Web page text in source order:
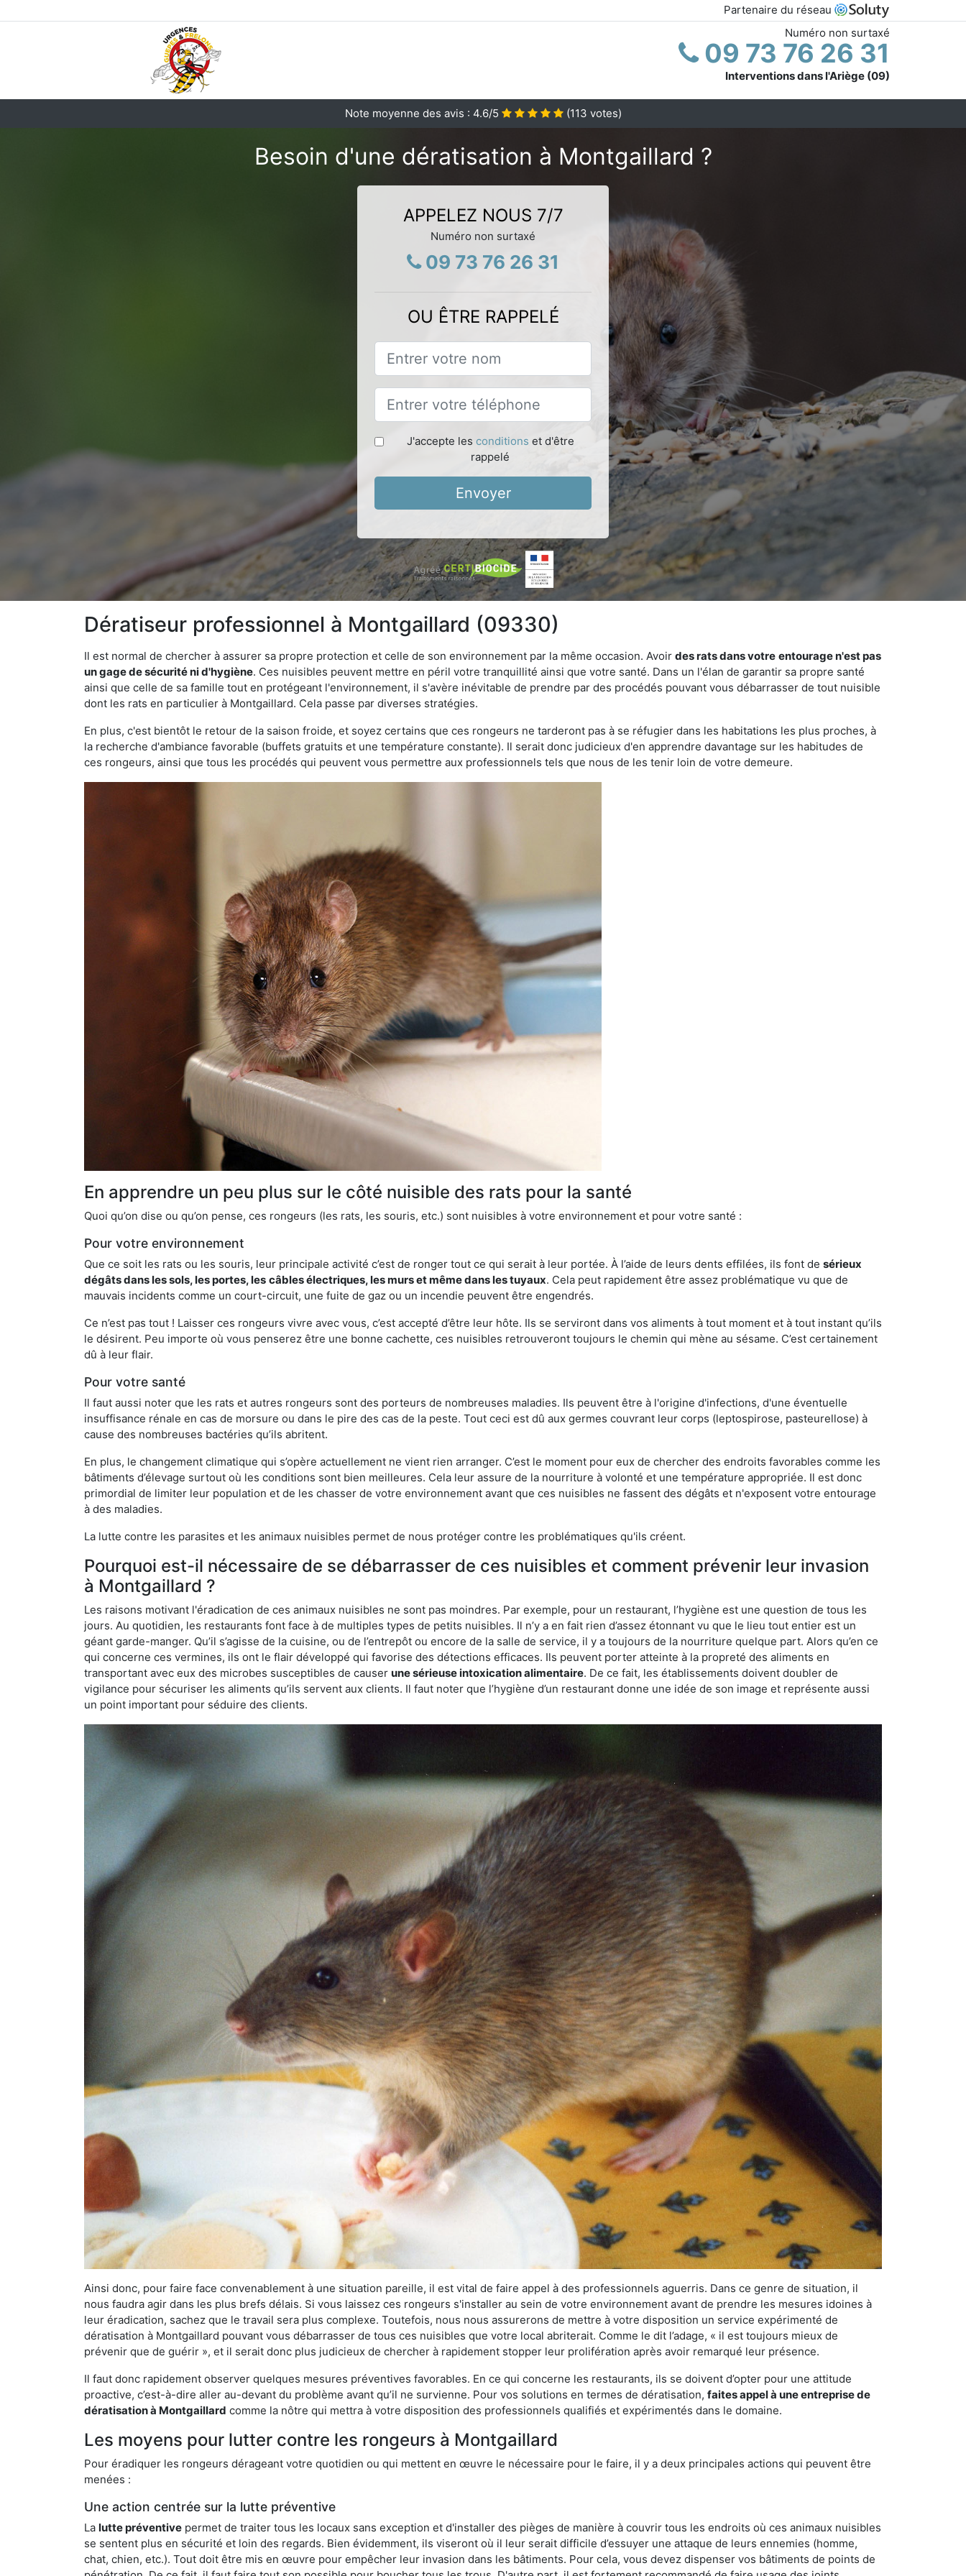
Partenaire du réseau
Numéro non surtaxé
09 73 76 26 31
Interventions dans l'Ariège (09)
Note moyenne des avis : 4.6/5 (113 votes)
Besoin d'une dératisation à Montgaillard ?
APPELEZ NOUS 7/7
Numéro non surtaxé
09 73 76 26 31
OU ÊTRE RAPPELÉ
J'accepte les conditions et d'être
rappelé
Envoyer
Dératiseur professionnel à Montgaillard (09330)
Il est normal de chercher à assurer sa propre protection et celle de son environnement par la même occasion. Avoir des rats dans votre entourage n'est pas
un gage de sécurité ni d'hygiène. Ces nuisibles peuvent mettre en péril votre tranquillité ainsi que votre santé. Dans un l'élan de garantir sa propre santé
ainsi que celle de sa famille tout en protégeant l'environnement, il s'avère inévitable de prendre par des procédés pouvant vous débarrasser de tout nuisible
dont les rats en particulier à Montgaillard. Cela passe par diverses stratégies.
En plus, c'est bientôt le retour de la saison froide, et soyez certains que ces rongeurs ne tarderont pas à se réfugier dans les habitations les plus proches, à
la recherche d'ambiance favorable (buffets gratuits et une température constante). Il serait donc judicieux d'en apprendre davantage sur les habitudes de
ces rongeurs, ainsi que tous les procédés qui peuvent vous permettre aux professionnels tels que nous de les tenir loin de votre demeure.
En apprendre un peu plus sur le côté nuisible des rats pour la santé
Quoi qu’on dise ou qu’on pense, ces rongeurs (les rats, les souris, etc.) sont nuisibles à votre environnement et pour votre santé :
Pour votre environnement
Que ce soit les rats ou les souris, leur principale activité c’est de ronger tout ce qui serait à leur portée. À l’aide de leurs dents effilées, ils font de sérieux
dégâts dans les sols, les portes, les câbles électriques, les murs et même dans les tuyaux. Cela peut rapidement être assez problématique vu que de
mauvais incidents comme un court-circuit, une fuite de gaz ou un incendie peuvent être engendrés.
Ce n’est pas tout ! Laisser ces rongeurs vivre avec vous, c’est accepté d’être leur hôte. Ils se serviront dans vos aliments à tout moment et à tout instant qu’ils
le désirent. Peu importe où vous penserez être une bonne cachette, ces nuisibles retrouveront toujours le chemin qui mène au sésame. C’est certainement
dû à leur flair.
Pour votre santé
Il faut aussi noter que les rats et autres rongeurs sont des porteurs de nombreuses maladies. Ils peuvent être à l'origine d'infections, d'une éventuelle
insuffisance rénale en cas de morsure ou dans le pire des cas de la peste. Tout ceci est dû aux germes couvrant leur corps (leptospirose, pasteurellose) à
cause des nombreuses bactéries qu’ils abritent.
En plus, le changement climatique qui s’opère actuellement ne vient rien arranger. C’est le moment pour eux de chercher des endroits favorables comme les
bâtiments d’élevage surtout où les conditions sont bien meilleures. Cela leur assure de la nourriture à volonté et une température appropriée. Il est donc
primordial de limiter leur population et de les chasser de votre environnement avant que ces nuisibles ne fassent des dégâts et n'exposent votre entourage
à des maladies.
La lutte contre les parasites et les animaux nuisibles permet de nous protéger contre les problématiques qu'ils créent.
Pourquoi est-il nécessaire de se débarrasser de ces nuisibles et comment prévenir leur invasion
à Montgaillard ?
Les raisons motivant l'éradication de ces animaux nuisibles ne sont pas moindres. Par exemple, pour un restaurant, l’hygiène est une question de tous les
jours. Au quotidien, les restaurants font face à de multiples types de petits nuisibles. Il n’y a en fait rien d’assez étonnant vu que le lieu tout entier est un
géant garde-manger. Qu’il s’agisse de la cuisine, ou de l’entrepôt ou encore de la salle de service, il y a toujours de la nourriture quelque part. Alors qu’en ce
qui concerne ces vermines, ils ont le flair développé qui favorise des détections efficaces. Ils peuvent porter atteinte à la propreté des aliments en
transportant avec eux des microbes susceptibles de causer une sérieuse intoxication alimentaire. De ce fait, les établissements doivent doubler de
vigilance pour sécuriser les aliments qu’ils servent aux clients. Il faut noter que l’hygiène d’un restaurant donne une idée de son image et représente aussi
un point important pour séduire des clients.
Ainsi donc, pour faire face convenablement à une situation pareille, il est vital de faire appel à des professionnels aguerris. Dans ce genre de situation, il
nous faudra agir dans les plus brefs délais. Si vous laissez ces rongeurs s'installer au sein de votre environnement avant de prendre les mesures idoines à
leur éradication, sachez que le travail sera plus complexe. Toutefois, nous nous assurerons de mettre à votre disposition un service expérimenté de
dératisation à Montgaillard pouvant vous débarrasser de tous ces nuisibles que votre local abriterait. Comme le dit l’adage, « il est toujours mieux de
prévenir que de guérir », et il serait donc plus judicieux de chercher à rapidement stopper leur prolifération après avoir remarqué leur présence.
Il faut donc rapidement observer quelques mesures préventives favorables. En ce qui concerne les restaurants, ils se doivent d’opter pour une attitude
proactive, c’est-à-dire aller au-devant du problème avant qu’il ne survienne. Pour vos solutions en termes de dératisation, faites appel à une entreprise de
dératisation à Montgaillard comme la nôtre qui mettra à votre disposition des professionnels qualifiés et expérimentés dans le domaine.
Les moyens pour lutter contre les rongeurs à Montgaillard
Pour éradiquer les rongeurs dérageant votre quotidien ou qui mettent en œuvre le nécessaire pour le faire, il y a deux principales actions qui peuvent être
menées :
Une action centrée sur la lutte préventive
La lutte préventive permet de traiter tous les locaux sans exception et d'installer des pièges de manière à couvrir tous les endroits où ces animaux nuisibles
se sentent plus en sécurité et loin des regards. Bien évidemment, ils viseront où il leur serait difficile d’essuyer une attaque de leurs ennemies (homme,
chat, chien, etc.). Tout doit être mis en œuvre pour empêcher leur invasion dans les bâtiments. Pour cela, vous devez dispenser vos bâtiments de points de